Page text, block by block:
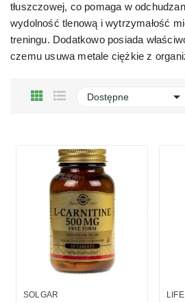
tłuszczowej, co pomaga w
wydolność tlenową i wytrzymałość
treningu. Dodatkowo posiada
czemu usuwa metale ciężkie z
Dostępne 
SOLGAR